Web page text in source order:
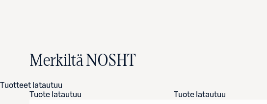
Merkiltä NOSHT
Tuotteet latautuu
Tuote latautuu
Tuote latautuu